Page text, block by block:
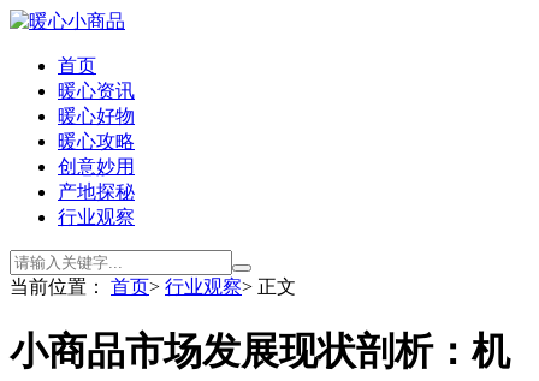
首页
暖心资讯
暖心好物
暖心攻略
创意妙用
产地探秘
行业观察
当前位置： 首页> 行业观察> 正文
小商品市场发展现状剖析：机